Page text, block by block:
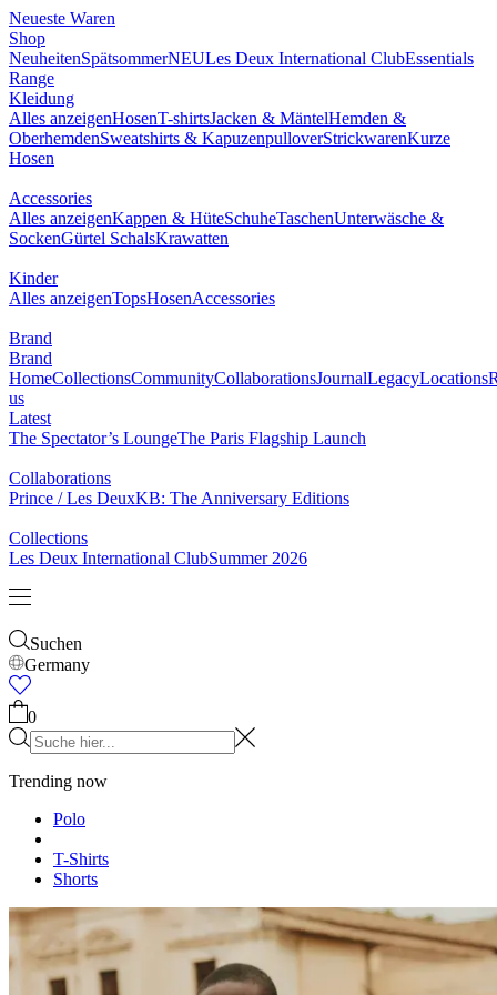
Neueste Waren
Shop
NeuheitenSpätsommerNEULes Deux International ClubEssentials
Range
Kleidung
Alles anzeigenHosenT-shirtsJacken & MäntelHemden &
OberhemdenSweatshirts & KapuzenpulloverStrickwarenKurze
Hosen
Alles anzeigen
SockenGürtelSchalsKrawatten
Alles anzeigen